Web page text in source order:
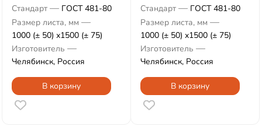
Стандарт — ГОСТ 481-80
Размер листа, мм —
1000 (± 50) х1500 (± 75)
Изготовитель —
Челябинск, Россия
В корзину
Стандарт — ГОСТ 481-80
Размер листа, мм —
1000 (± 50) х1500 (± 75)
Изготовитель —
Челябинск, Россия
В корзину